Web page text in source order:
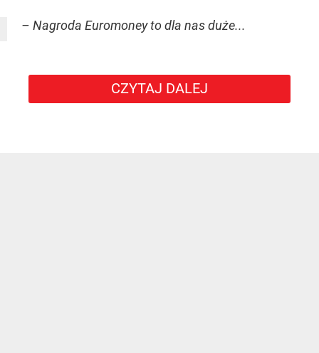
– Nagroda Euromoney to dla nas duże...
CZYTAJ DALEJ